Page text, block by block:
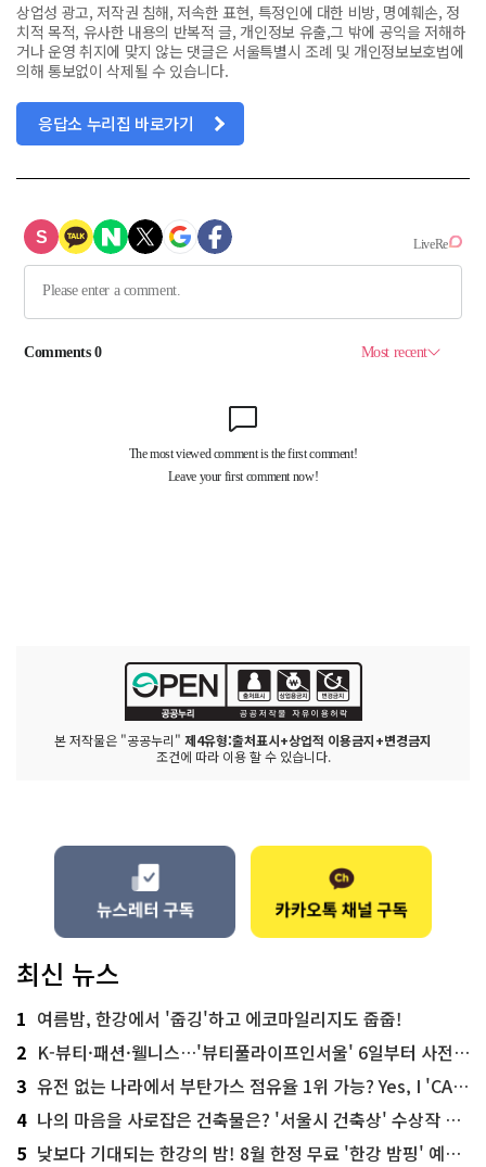
상업성 광고, 저작권 침해, 저속한 표현, 특정인에 대한 비방, 명예훼손, 정
치적 목적, 유사한 내용의 반복적 글, 개인정보 유출,그 밖에 공익을 저해하
거나 운영 취지에 맞지 않는 댓글은 서울특별시 조례 및 개인정보보호법에
의해 통보없이 삭제될 수 있습니다.
응답소 누리집 바로가기
본 저작물은 "공공누리" 제4유형:출처표시+상업적 이용금지+변경금지
조건에 따라 이용 할 수 있습니다.
최신 뉴스
1 여름밤, 한강에서 '줍깅'하고 에코마일리지도 줍줍!
2 K-뷰티·패션·웰니스…'뷰티풀라이프인서울' 6일부터 사전 예약
3 유전 없는 나라에서 부탄가스 점유율 1위 가능? Yes, I 'CAN'
4 나의 마음을 사로잡은 건축물은? '서울시 건축상' 수상작 공개!
5 낮보다 기대되는 한강의 밤! 8월 한정 무료 '한강 밤핑' 예약은?